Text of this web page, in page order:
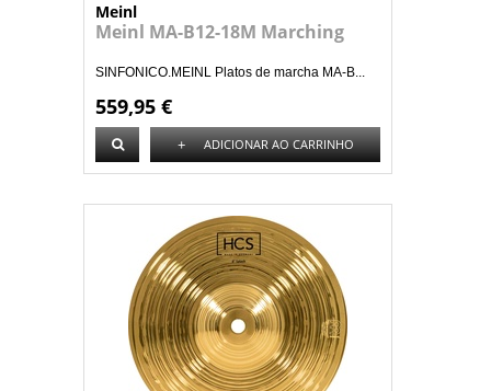
Meinl
Meinl MA-B12-18M Marching
SINFONICO.MEINL Platos de marcha MA-B...
559,95 €
+ ADICIONAR AO CARRINHO